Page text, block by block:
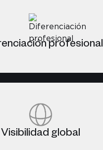
profesional
Visibilidad global